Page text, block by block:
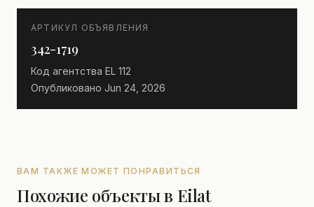
АРТИКУЛ ОБЪЯВЛЕНИЯ
342-1719
Код агентства EL 112
Опубликовано Jun 24, 2026
ВАМ ТАКЖЕ МОЖЕТ ПОНРАВИТЬСЯ
Похожие объекты в Eilat